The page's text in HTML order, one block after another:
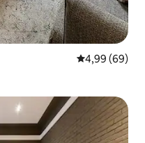
Priemerné
4,99 (69)